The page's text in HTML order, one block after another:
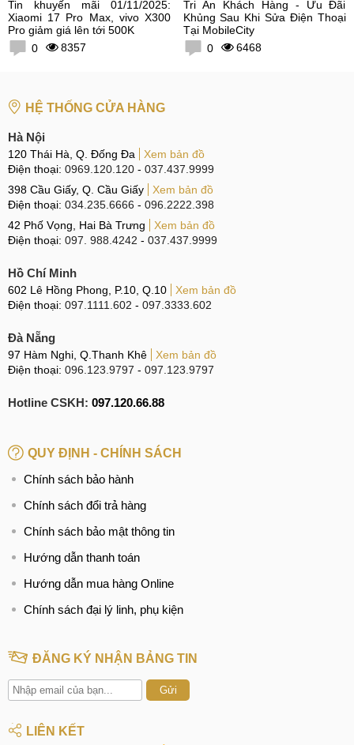
Tin khuyến mãi 01/11/2025:
Xiaomi 17 Pro Max, vivo X300
Pro giảm giá lên tới 500K
0
8357
Tri Ân Khách Hàng - Ưu Đãi
Khủng Sau Khi Sửa Điện Thoại
Tại MobileCity
0
6468
HỆ THỐNG CỬA HÀNG
Hà Nội
120 Thái Hà, Q. Đống Đa
Xem bản đồ
Điện thoại: 0969.120.120 - 037.437.9999
398 Cầu Giấy, Q. Cầu Giấy
Xem bản đồ
Điện thoại: 034.235.6666 - 096.2222.398
42 Phố Vọng, Hai Bà Trưng
Xem bản đồ
Điện thoại: 097. 988.4242 - 037.437.9999
Hồ Chí Minh
602 Lê Hồng Phong, P.10, Q.10
Xem bản đồ
Điện thoại: 097.1111.602 - 097.3333.602
Đà Nẵng
97 Hàm Nghi, Q.Thanh Khê
Xem bản đồ
Điện thoại: 096.123.9797 - 097.123.9797
Hotline CSKH: 097.120.66.88
QUY ĐỊNH - CHÍNH SÁCH
Chính sách bảo hành
Chính sách đổi trả hàng
Chính sách bảo mật thông tin
Hướng dẫn thanh toán
Hướng dẫn mua hàng Online
Chính sách đại lý linh, phụ kiện
ĐĂNG KÝ NHẬN BẢNG TIN
Gửi
LIÊN KẾT